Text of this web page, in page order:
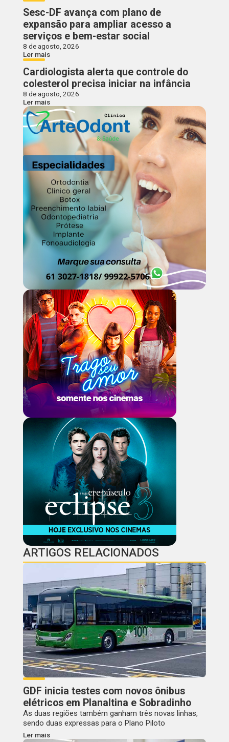
Sesc-DF avança com plano de
expansão para ampliar acesso a
serviços e bem-estar social
8 de agosto, 2026
Ler mais
Cardiologista alerta que controle do
colesterol precisa iniciar na infância
8 de agosto, 2026
Ler mais
ARTIGOS RELACIONADOS
GDF inicia testes com novos ônibus
elétricos em Planaltina e Sobradinho
As duas regiões também ganham três novas linhas,
sendo duas expressas para o Plano Piloto
Ler mais